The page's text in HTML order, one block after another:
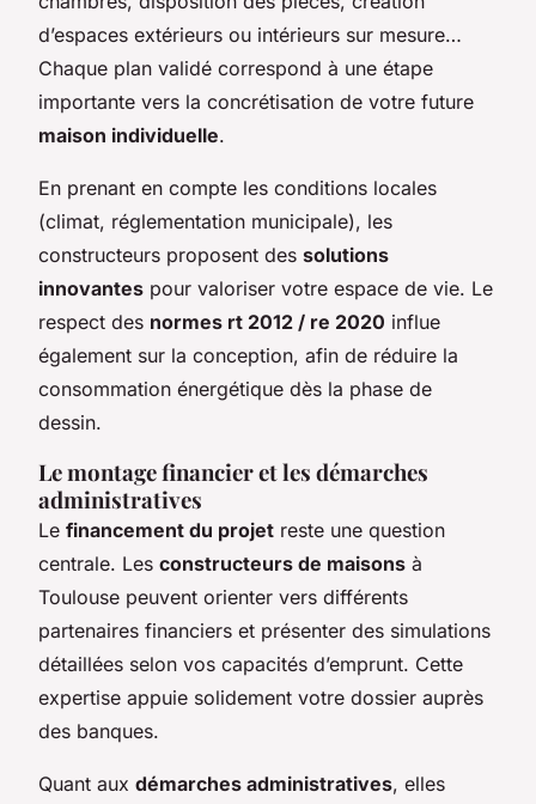
d’espaces extérieurs ou intérieurs sur mesure…
Chaque plan validé correspond à une étape
importante vers la concrétisation de votre future
maison individuelle.
En prenant en compte les conditions locales
(climat, réglementation municipale), les
constructeurs proposent des solutions
innovantes pour valoriser votre espace de vie. Le
respect des normes rt 2012 / re 2020 influe
également sur la conception, afin de réduire la
consommation énergétique dès la phase de
dessin.
Le montage financier et les démarches
administratives
Le financement du projet reste une question
centrale. Les constructeurs de maisons à
Toulouse peuvent orienter vers différents
partenaires financiers et présenter des simulations
détaillées selon vos capacités d’emprunt. Cette
expertise appuie solidement votre dossier auprès
des banques.
Quant aux démarches administratives, elles